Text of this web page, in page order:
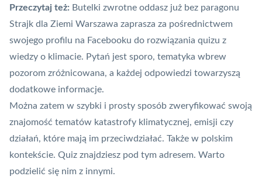
Przeczytaj też: Butelki zwrotne oddasz już bez paragonu
Strajk dla Ziemi Warszawa zaprasza za pośrednictwem
swojego profilu na Facebooku do rozwiązania quizu z
wiedzy o klimacie. Pytań jest sporo, tematyka wbrew
pozorom zróżnicowana, a każdej odpowiedzi towarzyszą
dodatkowe informacje.
Można zatem w szybki i prosty sposób zweryfikować swoją
znajomość tematów katastrofy klimatycznej, emisji czy
działań, które mają im przeciwdziałać. Także w polskim
kontekście. Quiz znajdziesz pod tym adresem. Warto
podzielić się nim z innymi.